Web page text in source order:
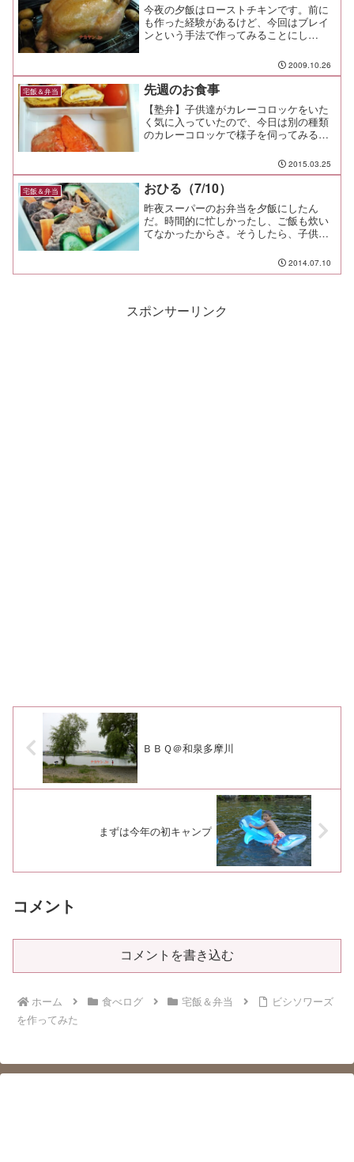
今夜の夕飯はローストチキンです。前に
も作った経験があるけど、今回はブレイ
ンという手法で作ってみることにし
漬け汁に漬け込み、それを焼くだけとい
うもの。 燻製のピックル液作りと似た
手法だね。鶏は近畿食鶏からの...
2009.10.26
宅飯＆弁当 先週のお食事
【塾弁】子供達がカレーコロッケをいた
く気に入っていたので、今日は別の種類
のカレーコロッケで様子を伺ってみるこ
2015.03.25
宅飯＆弁当 おひる（7/10）
昨夜スーパーのお弁当を夕飯にしたん
だ。時間的に忙しかったし、ご飯も炊い
てなかったからさ。そうしたら、子供達
パパのと違って不味い！とのたまう。弁
当作り冥利に尽きる話だ。 益々頑張ら
2014.07.10
スポンサーリンク
ＢＢＱ＠和泉多摩川
まずは今年の初キャンプ
コメント
コメントを書き込む
ホーム 食べログ 宅飯＆弁当
ビシソワーズ
を作ってみた